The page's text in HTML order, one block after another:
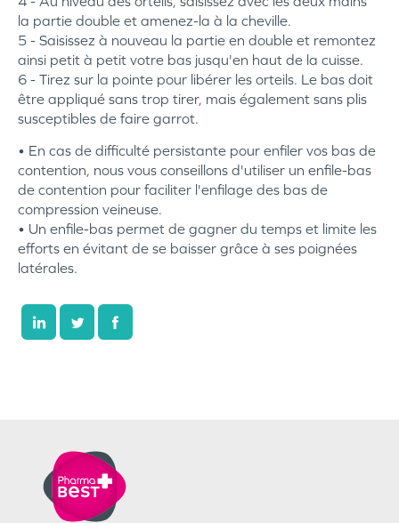
la partie double et amenez-la à la cheville.
5 - Saisissez à nouveau la partie en double et remontez
ainsi petit à petit votre bas jusqu'en haut de la cuisse.
6 - Tirez sur la pointe pour libérer les orteils. Le bas doit
être appliqué sans trop tirer, mais également sans plis
susceptibles de faire garrot.
• En cas de difficulté persistante pour enfiler vos bas de
contention, nous vous conseillons d'utiliser un enfile-bas
de contention pour faciliter l'enfilage des bas de
compression veineuse.
• Un enfile-bas permet de gagner du temps et limite les
efforts en évitant de se baisser grâce à ses poignées
latérales.